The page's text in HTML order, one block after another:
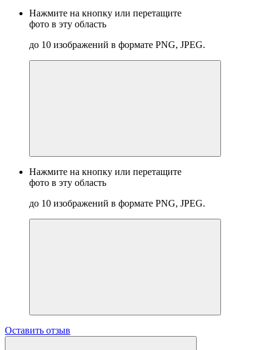
Нажмите на кнопку или перетащите
фото в эту область
до 10 изображений в формате PNG, JPEG.
Нажмите на кнопку или перетащите
фото в эту область
до 10 изображений в формате PNG, JPEG.
Оставить отзыв